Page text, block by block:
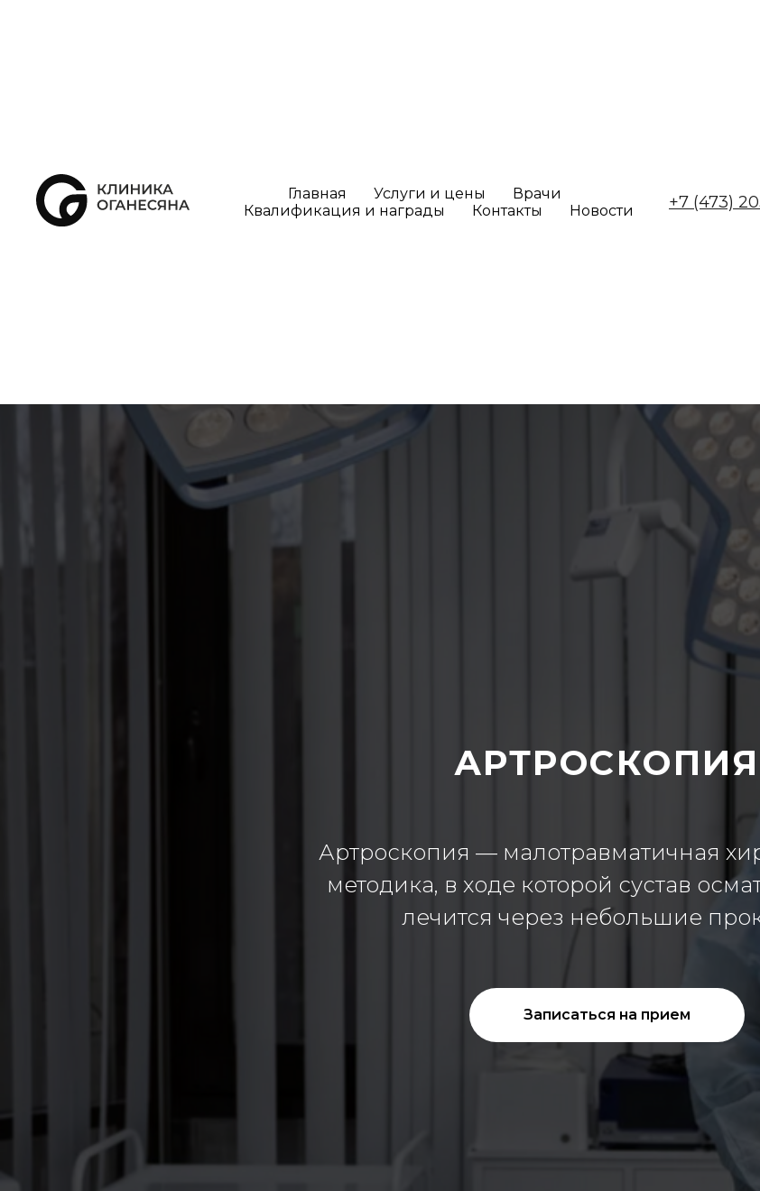
Главная Услуги и цены
Врачи
Квалификация и награды
Контакты Новости +7 (473)
АРТРОСКОПИЯ
Артроскопия — малотравматичная
методика, в ходе которой сустав
лечится через небольшие
Записаться на прием